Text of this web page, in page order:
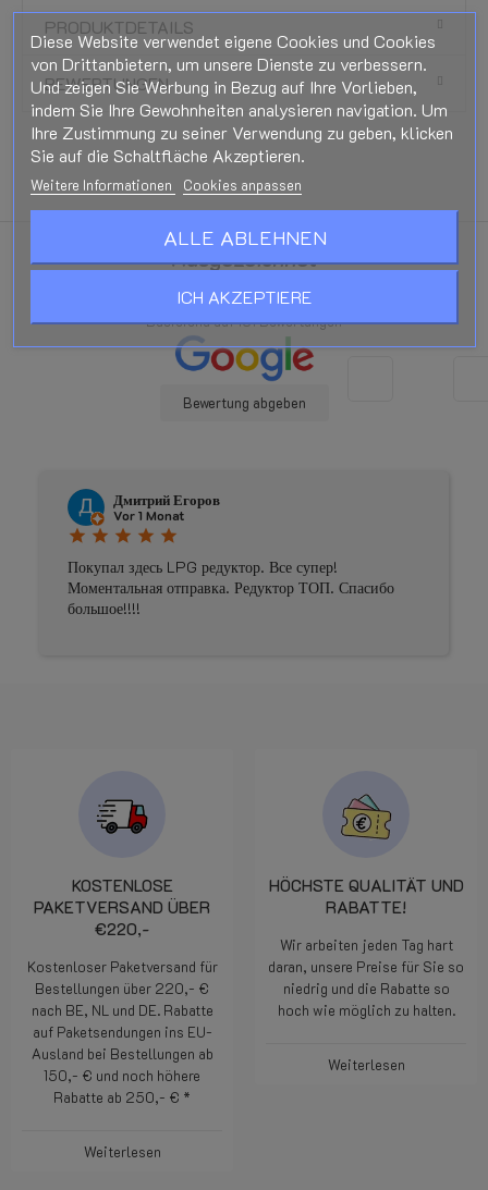
PRODUKTDETAILS
BEWERTUNGEN
Ausgezeichnet
star star star star star
Basierend auf181Bewertungen
Bewertung abgeben
Дмитрий Егоров
Vor 1 Monat
star star star star star
Покупал здесь LPG редуктор. Все супер!
Моментальная отправка. Редуктор ТОП. Спасибо
большое!!!!
KOSTENLOSE
PAKETVERSAND ÜBER
€220,-
Kostenloser Paketversand für
Bestellungen über 220,- €
nach BE, NL und DE. Rabatte
auf Paketsendungen ins EU-
Ausland bei Bestellungen ab
150,- € und noch höhere
Rabatte ab 250,- € *
Weiterlesen
HÖCHSTE QUALITÄT UND
RABATTE!
Wir arbeiten jeden Tag hart
daran, unsere Preise für Sie so
niedrig und die Rabatte so
hoch wie möglich zu halten.
Weiterlesen
Diese Website verwendet eigene Cookies und Cookies
von Drittanbietern, um unsere Dienste zu verbessern.
Und zeigen Sie Werbung in Bezug auf Ihre Vorlieben,
indem Sie Ihre Gewohnheiten analysieren navigation. Um
Ihre Zustimmung zu seiner Verwendung zu geben, klicken
Sie auf die Schaltfläche Akzeptieren.
Weitere Informationen Cookies anpassen
ALLE ABLEHNEN
ICH AKZEPTIERE